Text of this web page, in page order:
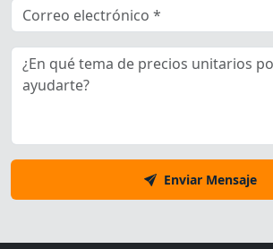
Enviar Mensaje